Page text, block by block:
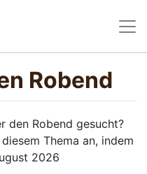
Robend
den Robend gesucht?
Thema an, indem
2026